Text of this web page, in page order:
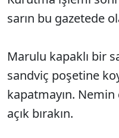
sarın bu gazetede
Marulu kapaklı bir
sandviç poşetine
kapatmayın.
açık bırakın.